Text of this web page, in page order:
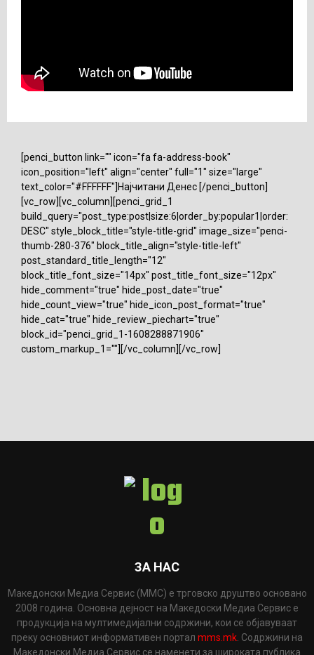
[penci_button link="" icon="fa fa-address-book"
icon_position="left" align="center" full="1" size="large"
text_color="#FFFFFF"]Најчитани Денес [/penci_button]
[vc_row][vc_column][penci_grid_1
build_query="post_type:post|size:6|order_by:popular1|order:
DESC" style_block_title="style-title-grid" image_size="penci-
thumb-280-376" block_title_align="style-title-left"
post_standard_title_length="12"
block_title_font_size="14px" post_title_font_size="12px"
hide_comment="true" hide_post_date="true"
hide_count_view="true" hide_icon_post_format="true"
hide_cat="true" hide_review_piechart="true"
block_id="penci_grid_1-1608288871906"
custom_markup_1=""][/vc_column][/vc_row]
ЗА НАС
Македонски Медиа Сервис (ММС) е трговско друштво основано
2008 година. Основна дејност на Македоски Медиа Сервис е
продукција на мултимедијални содржини, кои се објавуваат
преку основниот информативен портал mms.mk . Содржини на
Македонски Медиа Сервис се наменети за широката публика